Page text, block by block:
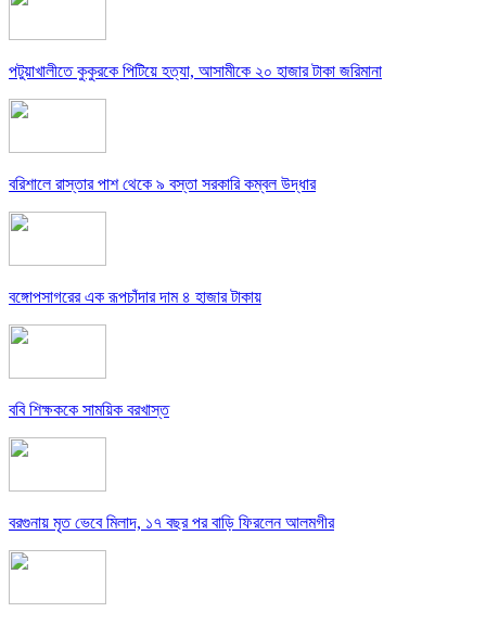
পটুয়াখালীতে কুকুরকে পিটিয়ে হত্যা, আসামীকে ২০ হাজার টাকা জরিমানা
বরিশালে রাস্তার পাশ থেকে ৯ বস্তা সরকারি কম্বল উদ্ধার
বঙ্গোপসাগরের এক রূপচাঁদার দাম ৪ হাজার টাকায়
ববি শিক্ষককে সাময়িক বরখাস্ত
বরগুনায় মৃত ভেবে মিলাদ, ১৭ বছর পর বাড়ি ফিরলেন আলমগীর